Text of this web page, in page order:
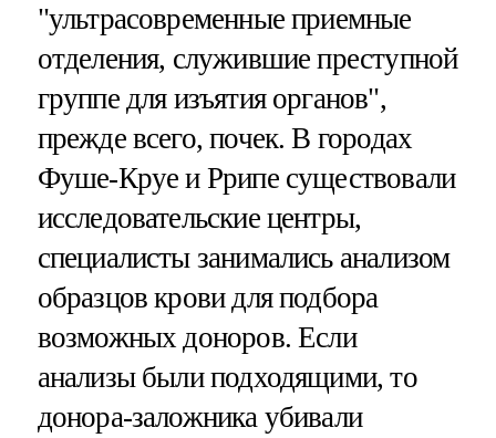
"ультрасовременные приемные
отделения, служившие преступной
группе для изъятия органов",
прежде всего, почек. В городах
Фуше-Круе и Ррипе существовали
исследовательские центры,
специалисты занимались анализом
образцов крови для подбора
возможных доноров. Если
анализы были подходящими, то
донора-заложника убивали